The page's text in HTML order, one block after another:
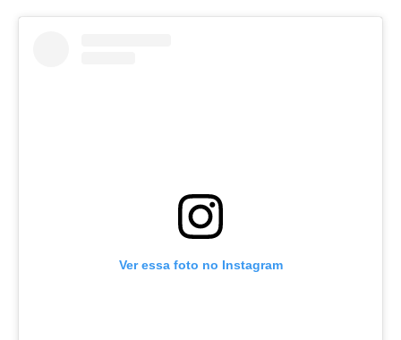
Ver essa foto no Instagram